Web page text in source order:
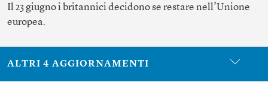
Il 23 giugno i britannici decidono se restare nell’Unione
europea.
ALTRI 4 AGGIORNAMENTI